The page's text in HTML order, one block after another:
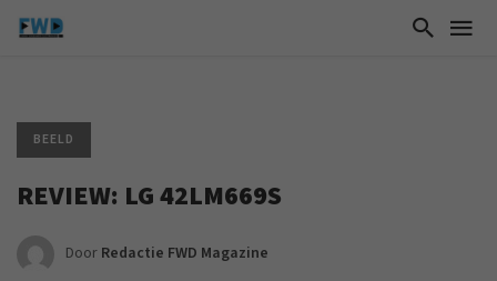
BEELD
REVIEW: LG 42LM669S
Door Redactie FWD Magazine